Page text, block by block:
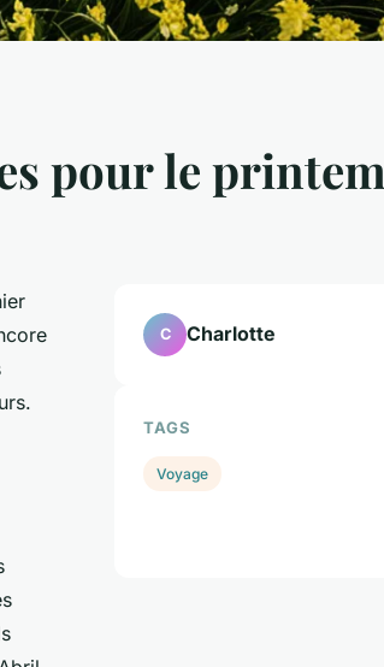
pour le
C Charlotte
TAGS
Voyage